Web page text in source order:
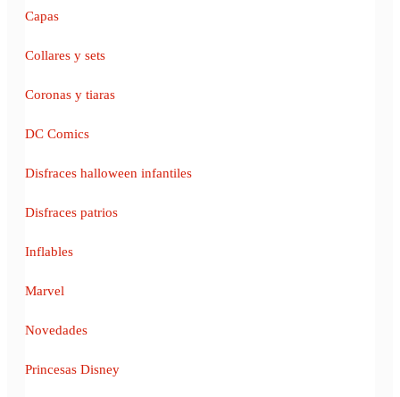
Capas
Collares y sets
Coronas y tiaras
DC Comics
Disfraces halloween infantiles
Disfraces patrios
Inflables
Marvel
Novedades
Princesas Disney